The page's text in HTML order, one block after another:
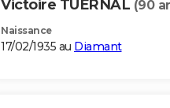
Victoire TUERNAL (90
Naissance
17/02/1935 au Diamant